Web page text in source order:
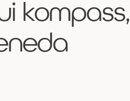
kompass,